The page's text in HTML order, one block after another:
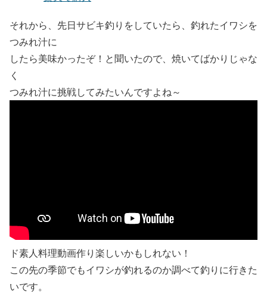
それから、先日サビキ釣りをしていたら、釣れたイワシを
つみれ汁に
したら美味かったぞ！と聞いたので、焼いてばかりじゃな
く
つみれ汁に挑戦してみたいんですよね～
ド素人料理動画作り楽しいかもしれない！
この先の季節でもイワシが釣れるのか調べて釣りに行きた
いです。